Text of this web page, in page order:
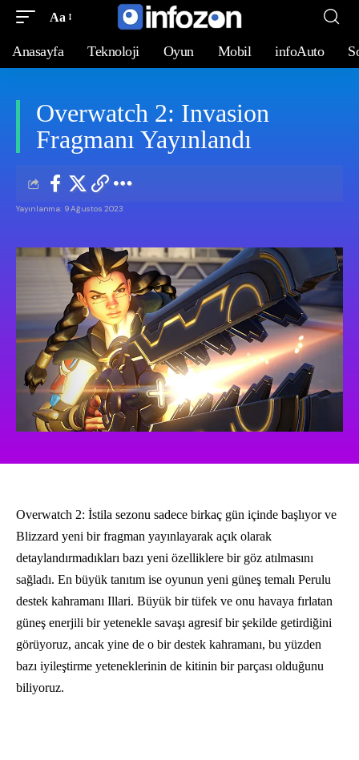
Aa
Anasayfa Teknoloji Oyun Mobil infoAuto
Overwatch 2: Invasion
Fragmanı Yayınlandı
Yayınlanma: 9 Ağustos 2023
Overwatch 2: İstila sezonu sadece birkaç gün içinde başlıyor ve
Blizzard yeni bir fragman yayınlayarak açık olarak
detaylandırmadıkları bazı yeni özelliklere bir göz atılmasını
sağladı. En büyük tanıtım ise oyunun yeni güneş temalı Perulu
destek kahramanı Illari. Büyük bir tüfek ve onu havaya fırlatan
güneş enerjili bir yetenekle savaşı agresif bir şekilde getirdiğini
görüyoruz, ancak yine de o bir destek kahramanı, bu yüzden
bazı iyileştirme yeteneklerinin de kitinin bir parçası olduğunu
biliyoruz.